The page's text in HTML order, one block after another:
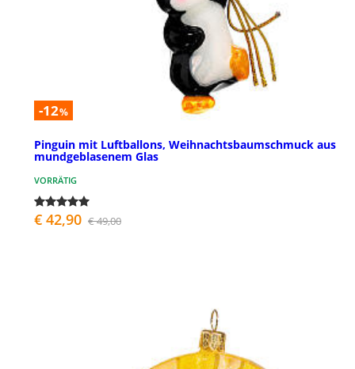
-12%
Pinguin mit Luftballons, Weihnachtsbaumschmuck aus
mundgeblasenem Glas
VORRÄTIG
€ 42,90 € 49,00